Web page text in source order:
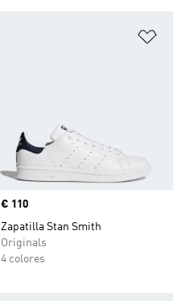
Precio
€ 110
Zapatilla Stan Smith
Originals
4 colores